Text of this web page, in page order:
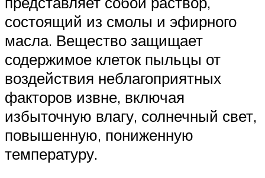
состоящий из смолы и эфирного
масла. Вещество защищает
содержимое клеток пыльцы от
воздействия неблагоприятных
факторов извне, включая
избыточную влагу, солнечный свет,
повышенную, пониженную
температуру.